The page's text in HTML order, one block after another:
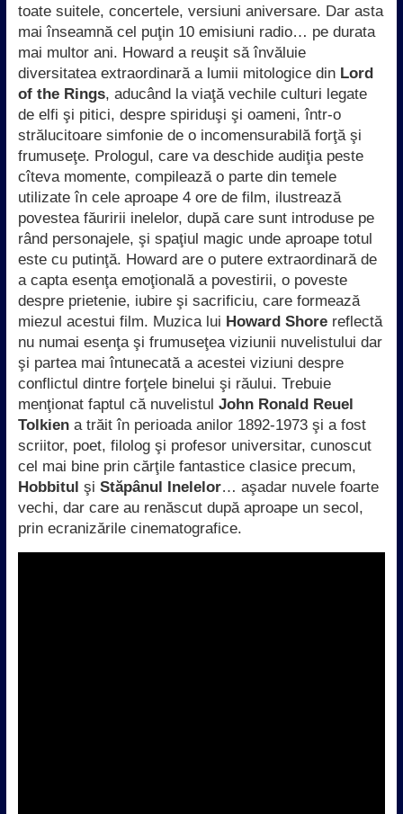
toate suitele, concertele, versiuni aniversare. Dar asta
mai înseamnă cel puţin 10 emisiuni radio… pe durata
mai multor ani. Howard a reuşit să învăluie
diversitatea extraordinară a lumii mitologice din Lord
of the Rings, aducând la viaţă vechile culturi legate
de elfi şi pitici, despre spiriduşi şi oameni, într-o
strălucitoare simfonie de o incomensurabilă forţă şi
frumuseţe. Prologul, care va deschide audiţia peste
cîteva momente, compilează o parte din temele
utilizate în cele aproape 4 ore de film, ilustrează
povestea făuririi inelelor, după care sunt introduse pe
rând personajele, şi spaţiul magic unde aproape totul
este cu putinţă. Howard are o putere extraordinară de
a capta esenţa emoţională a povestirii, o poveste
despre prietenie, iubire şi sacrificiu, care formează
miezul acestui film. Muzica lui Howard Shorereflectă
nu numai esenţa şi frumuseţea viziunii nuvelistului dar
şi partea mai întunecată a acestei viziuni despre
conflictul dintre forţele binelui şi răului. Trebuie
menţionat faptul că nuvelistul John Ronald Reuel
Tolkiena trăit în perioada anilor 1892-1973 şi a fost
scriitor, poet, filolog şi profesor universitar, cunoscut
cel mai bine prin cărţile fantastice clasice precum,
Hobbitul şi Stăpânul Inelelor… aşadar nuvele foarte
vechi, dar care au renăscut după aproape un secol,
prin ecranizările cinematografice.